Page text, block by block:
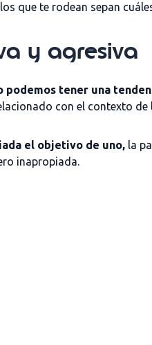
que te rodean sepan
y agresiva
tener una
con el contexto
el objetivo de uno, la
inapropiada.